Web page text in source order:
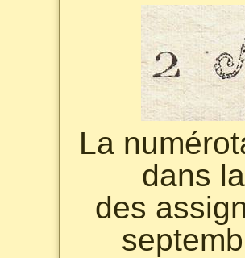
La
dans
des